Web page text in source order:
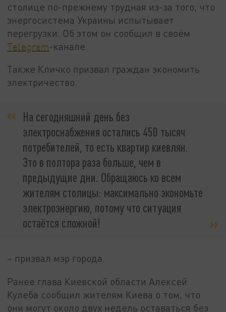
столице по-прежнему трудная из-за того, что
энергосистема Украины испытывает
перегрузки. Об этом он сообщил в своём
Telegram-канале.
Также Кличко призвал граждан экономить
электричество.
На сегодняшний день без
электроснабжения остались 450 тысяч
потребителей, то есть квартир киевлян.
Это в полтора раза больше, чем в
предыдущие дни. Обращаюсь ко всем
жителям столицы: максимально экономьте
электроэнергию, потому что ситуация
остаётся сложной!
– призвал мэр города.
Ранее глава Киевской области Алексей
Кулеба сообщил жителям Киева о том, что
они могут около двух недель оставаться без